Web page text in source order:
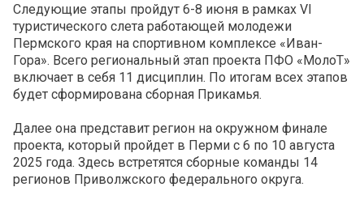
Следующие этапы пройдут 6-8 июня в рамках VI
туристического слета работающей молодежи
Пермского края на спортивном комплексе «Иван-
Гора». Всего региональный этап проекта ПФО «МолоТ»
включает в себя 11 дисциплин. По итогам всех этапов
будет сформирована сборная Прикамья.
Далее она представит регион на окружном финале
проекта, который пройдет в Перми с 6 по 10 августа
2025 года. Здесь встретятся сборные команды 14
регионов Приволжского федерального округа.